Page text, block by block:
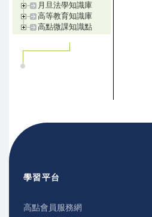
月旦法學知識庫
高等教育知識庫
高點微課知識點
學習平台
高點會員服務網